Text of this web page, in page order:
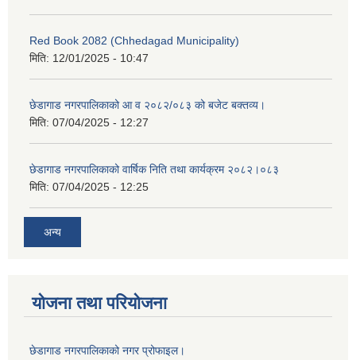
Red Book 2082 (Chhedagad Municipality)
मिति: 12/01/2025 - 10:47
छेडागाड नगरपालिकाको आ व २०८२/०८३ को बजेट बक्तव्य।
मिति: 07/04/2025 - 12:27
छेडागाड नगरपालिकाको वार्षिक निति तथा कार्यक्रम २०८२।०८३
मिति: 07/04/2025 - 12:25
अन्य
योजना तथा परियोजना
छेडागाड नगरपालिकाको नगर प्रोफाइल।